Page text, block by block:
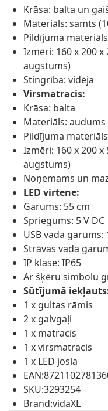
Krāsa: balta un
Materiāls: samts
Pildījuma
Izmēri: 160 x 200
augstums)
Stingrība: vidēja
Virsmatracis:
Krāsa: balta
Materiāls:
Pildījuma
Izmēri: 160 x 200
augstums)
Noņemams un
LED virtene:
Garums: 55 cm
Spriegums: 5 V DC
USB vada garums:
Strāvas vada
IP klase: IP65
Ar šķēru simbolu
Sūtījumā
1 x gultas rāmis
2 x galvgaļi
1 x matracis
1 x virsmatracis
1 x LED josla
SKU:3293254
Brand:vidaXL